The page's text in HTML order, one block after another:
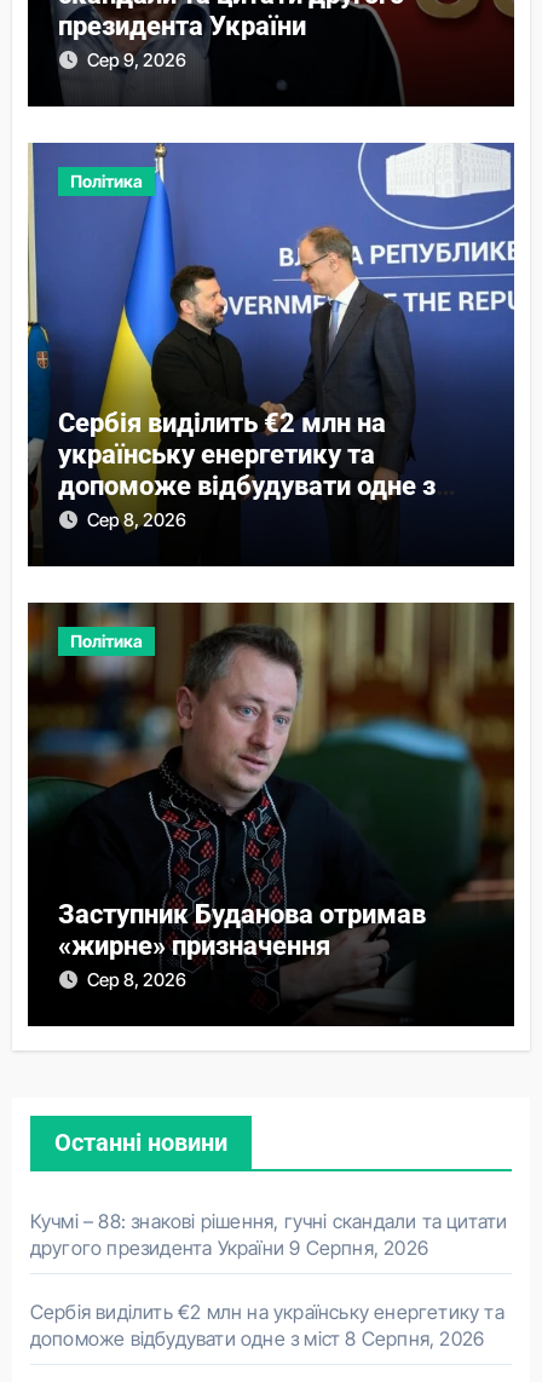
президента України
Сер 9, 2026
Політика
Сербія виділить €2 млн на
українську енергетику та
допоможе відбудувати одне з
містСер 8, 2026
Політика
Заступник Буданова отримав
«жирне» призначення
Сер 8, 2026
Останні новини
Кучмі – 88: знакові рішення, гучні скандали та цитати
другого президента України 9 Серпня, 2026
Сербія виділить €2 млн на українську енергетику та
допоможе відбудувати одне з міст 8 Серпня, 2026